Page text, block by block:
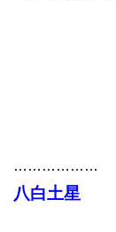
………………
八白土星